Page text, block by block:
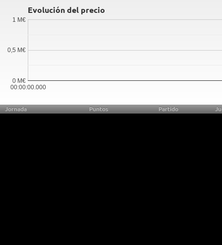
Evolución del precio
00:00:00.000
0 M€
0,5 M€
1 M€
Jornada Puntos Partido